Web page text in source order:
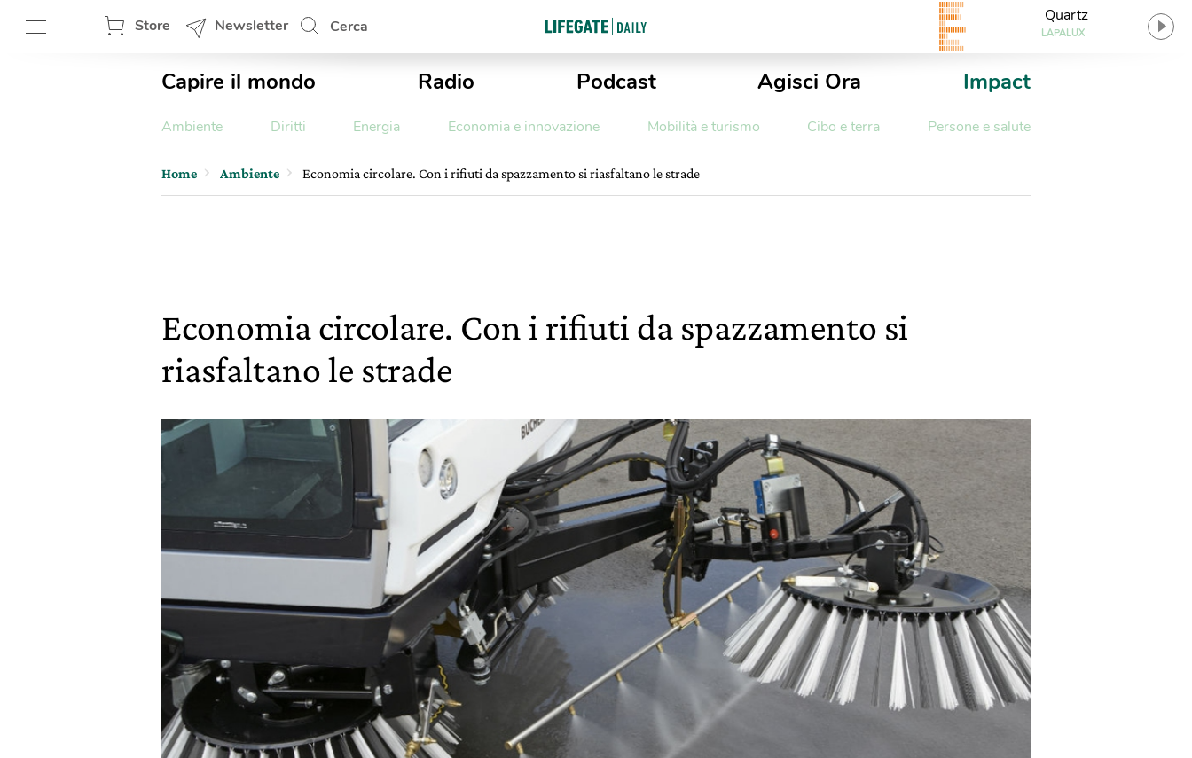
Store Newsletter Cerca
Quartz
LAPALUX
Capire il mondo Radio Podcast Agisci Ora Impact
Ambiente Diritti Energia Economia e innovazione Mobilità e turismo Cibo e terra Persone e salute
Home Ambiente Economia circolare. Con i rifiuti da spazzamento si riasfaltano le strade
Economia circolare. Con i rifiuti da spazzamento si
riasfaltano le strade